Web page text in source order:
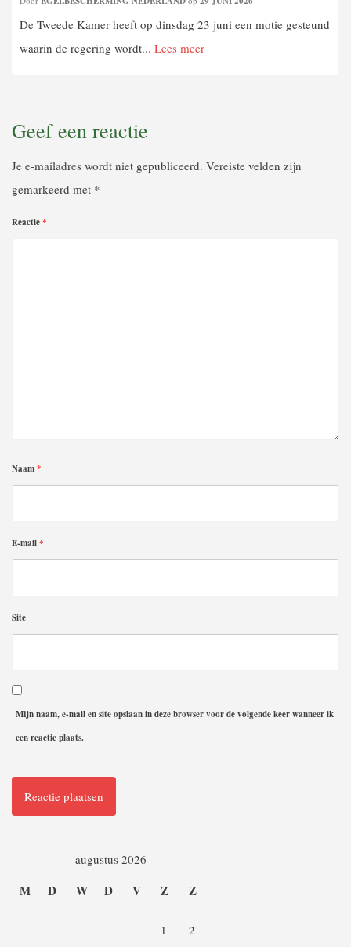
De Tweede Kamer heeft op dinsdag 23 juni een motie gesteund
waarin de regering wordt... Lees meer
Geef een reactie
Je e-mailadres wordt niet gepubliceerd. Vereiste velden zijn
gemarkeerd met *
Reactie*
Naam*
E-mail*
Site
Mijn naam, e-mail en site opslaan in deze browser voor de volgende keer wanneer ik
een reactie plaats.
augustus 2026
M D W D V Z Z
1 2